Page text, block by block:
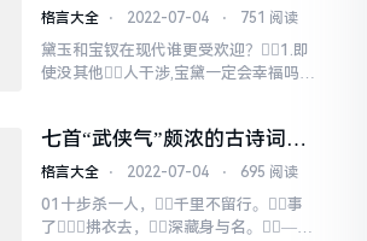
如探汤。——《论语》5、大学之
在止于至善。——《大学》6、诚
之者...
格言大全 ⋅ 2022-07-04 ⋅ 751 阅读
黛玉和宝钗在现代谁更受欢迎？1.即
使没其他人干涉,宝黛一定会幸福吗2.
七首“武侠气”颇浓的古诗词：
第一首最霸气，第四首最洒脱
格言大全 ⋅ 2022-07-04 ⋅ 695 阅读
01十步杀一人，千里不留行。事
了拂衣去，深藏身与名。——